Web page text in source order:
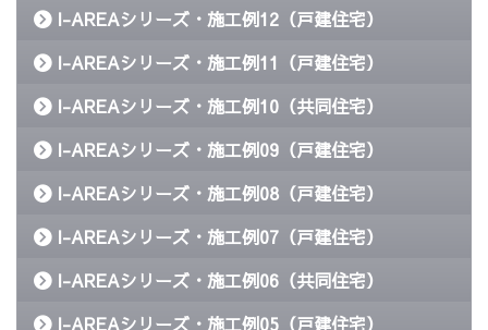
I-AREAシリーズ・施工例12（戸建住宅）
I-AREAシリーズ・施工例11（戸建住宅）
I-AREAシリーズ・施工例10（共同住宅）
I-AREAシリーズ・施工例09（戸建住宅）
I-AREAシリーズ・施工例08（戸建住宅）
I-AREAシリーズ・施工例07（戸建住宅）
I-AREAシリーズ・施工例06（共同住宅）
I-AREAシリーズ・施工例05（戸建住宅）